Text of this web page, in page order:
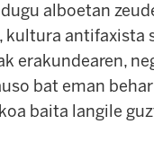
alboetan
antifaxista
erakundearen,
bat eman
baita langile